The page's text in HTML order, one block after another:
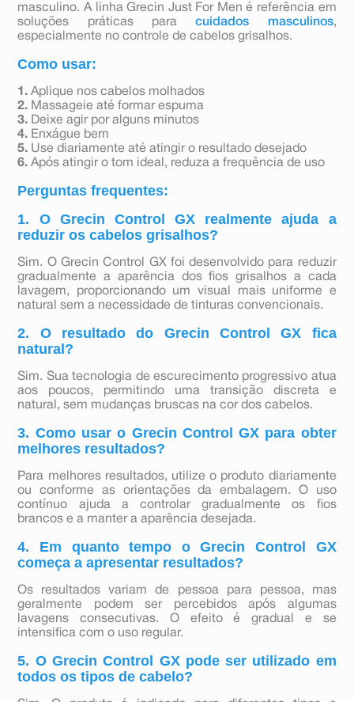
masculino. A linha Grecin Just For Men é referência em
soluções práticas paracuidados masculinos,
especialmente no controle de cabelos grisalhos.
Como usar:
1. Aplique nos cabelos molhados
2. Massageie até formar espuma
3. Deixe agir por alguns minutos
4. Enxágue bem
5. Use diariamente até atingir o resultado desejado
6. Após atingir o tom ideal, reduza a frequência de uso
Perguntas frequentes:
1. O Grecin Control GX realmente ajuda a
reduzir os cabelos grisalhos?
Sim. O Grecin Control GX foi desenvolvido para reduzir
gradualmente a aparência dos fios grisalhos a cada
lavagem, proporcionando um visual mais uniforme e
natural sem a necessidade de tinturas convencionais.
2. O resultado do Grecin Control GX fica
natural?
Sim. Sua tecnologia de escurecimento progressivo atua
aos poucos, permitindo uma transição discreta e
natural, sem mudanças bruscas na cor dos cabelos.
3. Como usar o Grecin Control GX para obter
melhores resultados?
Para melhores resultados, utilize o produto diariamente
ou conforme as orientações da embalagem. O uso
contínuo ajuda a controlar gradualmente os fios
brancos e a manter a aparência desejada.
4. Em quanto tempo o Grecin Control GX
começa a apresentar resultados?
Os resultados variam de pessoa para pessoa, mas
geralmente podem ser percebidos após algumas
lavagens consecutivas. O efeito é gradual e se
intensifica com o uso regular.
5. O Grecin Control GX pode ser utilizado em
todos os tipos de cabelo?